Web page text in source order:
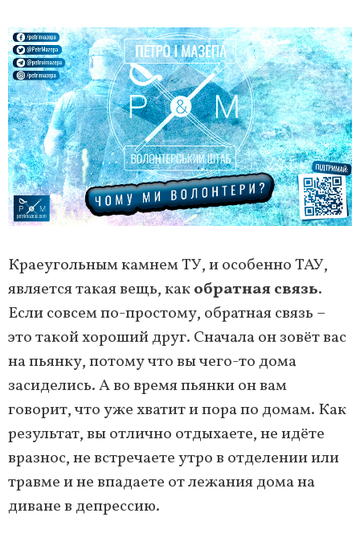
Краеугольным камнем ТУ, и особенно ТАУ,
является такая вещь, какобратная связь.
Если совсем по-простому, обратная связь –
это такой хороший друг. Сначала он зовёт вас
на пьянку, потому что вы чего-то дома
засиделись. А во время пьянки он вам
говорит, что уже хватит и пора по домам. Как
результат, вы отлично отдыхаете, не идёте
вразнос, не встречаете утро в отделении или
травме и не впадаете от лежания дома на
диване в депрессию.